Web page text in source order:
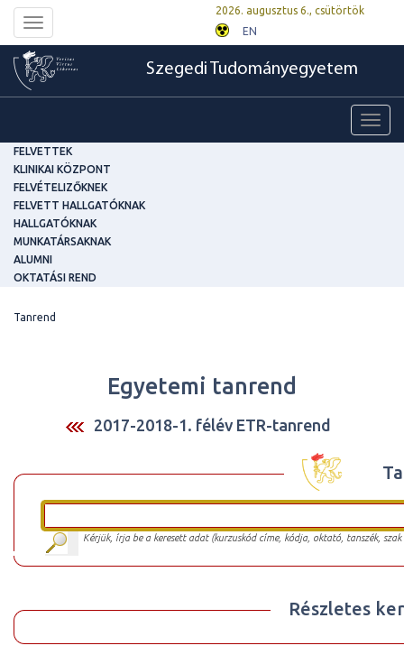
Toggle
navigation
2026. augusztus 6., csütörtök
EN
Szegedi Tudományegyetem
FELVETTEK
KLINIKAI KÖZPONT
FELVÉTELIZŐKNEK
FELVETT HALLGATÓKNAK
HALLGATÓKNAK
MUNKATÁRSAKNAK
ALUMNI
OKTATÁSI REND
Tanrend
Egyetemi tanrend
2017-2018-1. félév ETR-tanrend
Kérjük, írja be a keresett adat (kurzuskód címe, kódja, oktató, tanszék,
Részletes